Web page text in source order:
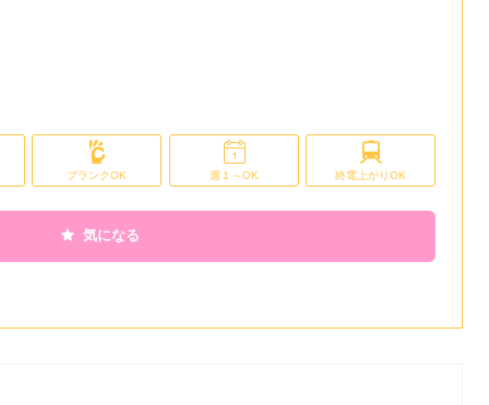
ブランクOK 週１～OK 終電上がりOK
気になる